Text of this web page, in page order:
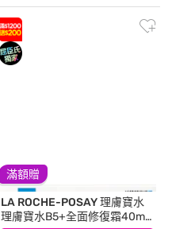
滿額贈
LA ROCHE-POSAY 理膚寶水
理膚寶水B5+全面修復霜40ml